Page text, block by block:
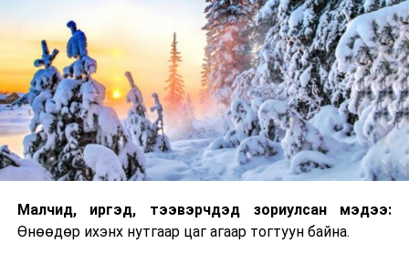
Малчид, иргэд, тээвэрчдэд зориулсан мэдээ:
Өнөөдөр ихэнх нутгаар цаг агаар тогтуун байна.